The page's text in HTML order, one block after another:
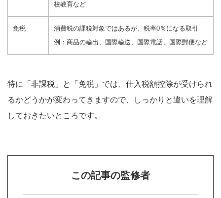
校教育など
免税
消費税の課税対象ではあるが、税率0％になる取引
例：商品の輸出、国際輸送、国際電話、国際郵便など
特に「非課税」と「免税」では、仕入税額控除が受けられ
るかどうかが変わってきますので、しっかりと違いを理解
しておきたいところです。
この記事の監修者